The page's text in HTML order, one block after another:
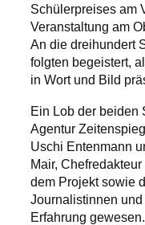
Schülerpreises am
Veranstaltung am
An die dreihundert
folgten begeistert,
in Wort und Bild
Ein Lob der beiden
Agentur
Uschi Entenmann
Mair,
dem Projekt sowie
Journalistinnen
Erfahrung gewesen.